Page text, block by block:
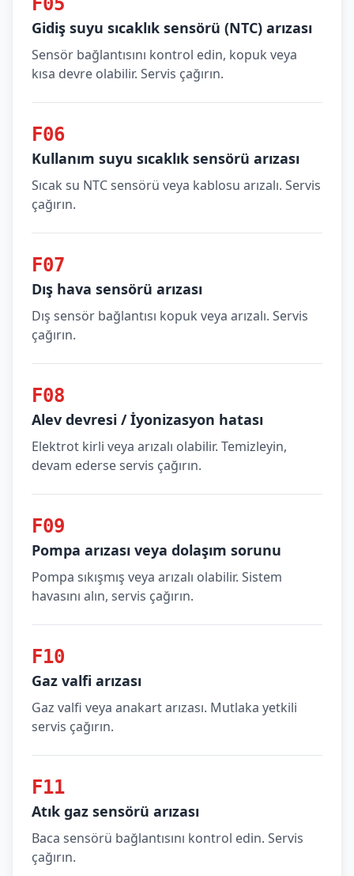
Gidiş suyu sıcaklık sensörü (NTC) arızası
Sensör bağlantısını kontrol edin, kopuk veya
kısa devre olabilir. Servis çağırın.
F06
Kullanım suyu sıcaklık sensörü arızası
Sıcak su NTC sensörü veya kablosu arızalı. Servis
çağırın.
F07
Dış hava sensörü arızası
Dış sensör bağlantısı kopuk veya arızalı. Servis
çağırın.
F08
Alev devresi / İyonizasyon hatası
Elektrot kirli veya arızalı olabilir. Temizleyin,
devam ederse servis çağırın.
F09
Pompa arızası veya dolaşım sorunu
Pompa sıkışmış veya arızalı olabilir. Sistem
havasını alın, servis çağırın.
F10
Gaz valfi arızası
Gaz valfi veya anakart arızası. Mutlaka yetkili
servis çağırın.
F11
Atık gaz sensörü arızası
Baca sensörü bağlantısını kontrol edin. Servis
çağırın.